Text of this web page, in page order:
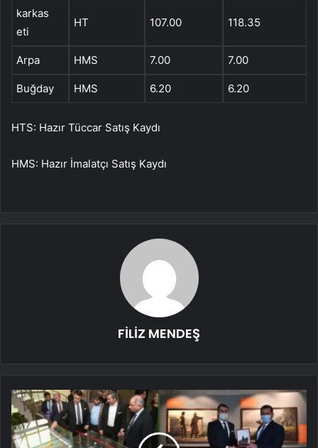
karkas
eti
HT 107.00 118.35
Arpa HMS 7.00 7.00
Buğday HMS 6.20 6.20
HTS: Hazır Tüccar Satış Kaydı
HMS: Hazır İmalatçı Satış Kaydı
FİLİZ MENDEŞ